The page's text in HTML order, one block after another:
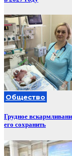
Общество
Грудное
его сохранить